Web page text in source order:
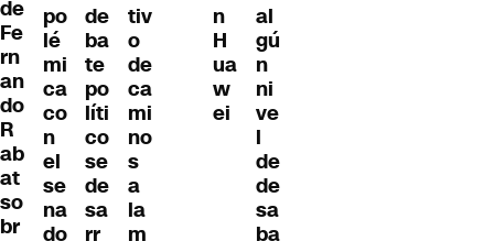
de
Fe
rn
an
do
R
ab
at
so
br
po
lé
mi
ca
co
n
el
se
na
do
de
ba
te
po
líti
co
se
de
sa
rr
tiv
o
de
ca
mi
no
s
a
la
m
n
H
ua
w
ei
al
gú
n
ni
ve
l
de
de
sa
ba